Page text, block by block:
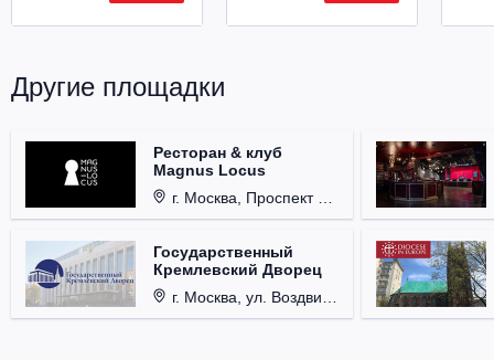
Другие площадки
Ресторан & клуб
Magnus Locus
г. Москва, Проспект Мира, д. 12, стр. 9.
Государственный
Кремлевский Дворец
г. Москва, ул. Воздвиженка, д. 1, Кремль.